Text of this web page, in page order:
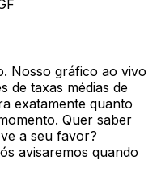
Nosso gráfico ao vivo
de taxas médias de
exatamente quanto
Quer saber
a seu favor?
avisaremos quando